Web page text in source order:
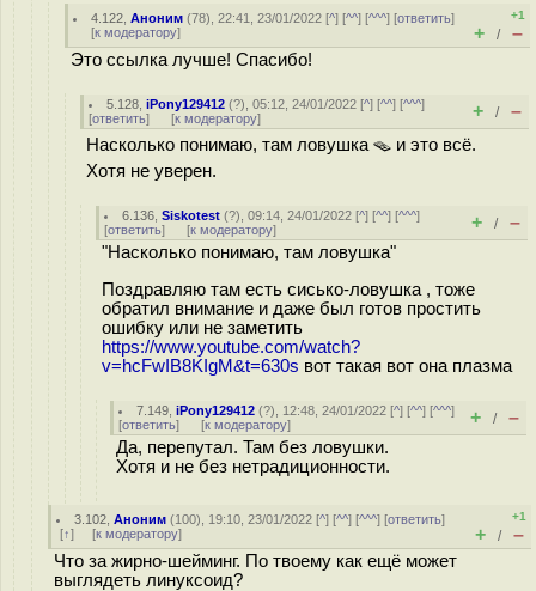
4.122 ,Аноним (78), 22:41, 23/01/2022 [^] [^^] [^^^] [ответить]
[к модератору]
+1
+ / –
Это ссылка лучше! Спасибо!
5.128 ,iPony129412 (?), 05:12, 24/01/2022 [^] [^^] [^^^]
[ответить] [к модератору] + / –
Насколько понимаю, там ловушка 🪤 и это всё.
Хотя не уверен.
6.136 ,Siskotest (?), 09:14, 24/01/2022 [^] [^^] [^^^]
[ответить] [к модератору] + / –
"Насколько понимаю, там ловушка"
Поздравляю там есть сисько-ловушка , тоже
обратил внимание и даже был готов простить
ошибку или не заметить
https://www.youtube.com/watch?
v=hcFwIB8KIgM&t=630s вот такая вот она плазма
7.149 ,iPony129412 (?), 12:48, 24/01/2022 [^] [^^] [^^^]
[ответить] [к модератору] + / –
Да, перепутал. Там без ловушки.
Хотя и не без нетрадиционности.
3.102 ,Аноним (100), 19:10, 23/01/2022 [^] [^^] [^^^] [ответить]
[↑] [к модератору]
+1
+ / –
Что за жирно-шейминг. По твоему как ещё может
выглядеть линуксоид?